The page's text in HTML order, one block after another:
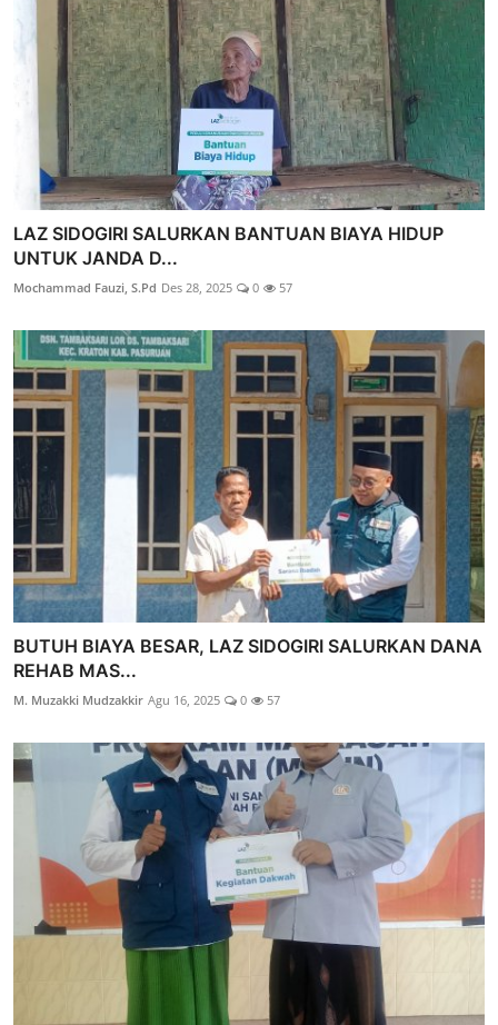
LAZ SIDOGIRI SALURKAN BANTUAN BIAYA HIDUP
UNTUK JANDA D...
Mochammad Fauzi, S.Pd Des 28, 2025 0 57
BUTUH BIAYA BESAR, LAZ SIDOGIRI SALURKAN DANA
REHAB MAS...
M. Muzakki Mudzakkir Agu 16, 2025 0 57